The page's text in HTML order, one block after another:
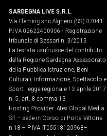
VIDEO
Vai
UNISCITI
AL CANALE
WHATSAPP
SARDEGNA LIVE S.R.L.
Via Fleming snc Alghero (SS) 07041
P.IVA 02622400906 - Registrazione
tribunale di Sassari n. 3/2013
La testata usufruisce del contributo
della Regione Sardegna Assessorato
della Pubblica Istruzione, Beni
Culturali, Informazione, Spettacolo e
Sport. legge regionale 13 aprile 2017
n. 5, art. 8 comma 13
Hosting Provider: Atex Global Media
Srl – sede in Corso di Porta Vittoria
n.18 – P.IVA IT05518120968​–